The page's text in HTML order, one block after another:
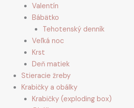
Valentín
Bábätko
Tehotenský denník
Veľká noc
Krst
Deň matiek
Stieracie žreby
Krabičky a obálky
Krabičky (exploding box)